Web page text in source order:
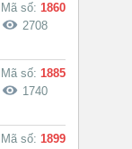
Mã số: 1860
2708
Mã số: 1885
1740
Mã số: 1899